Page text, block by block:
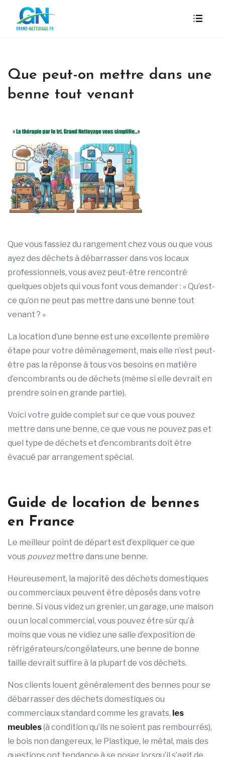
Que peut-on mettre dans une
benne tout venant
Que vous fassiez du rangement chez vous ou que vous
ayez des déchets à débarrasser dans vos locaux
professionnels, vous avez peut-être rencontré
quelques objets qui vous font vous demander : « Qu’est-
ce qu’on ne peut pas mettre dans une benne tout
venant ? »
La location d’une benne est une excellente première
étape pour votre déménagement, mais elle n’est peut-
être pas la réponse à tous vos besoins en matière
d’encombrants ou de déchets (même si elle devrait en
prendre soin en grande partie).
Voici votre guide complet sur ce que vous pouvez
mettre dans une benne, ce que vous ne pouvez pas et
quel type de déchets et d’encombrants doit être
évacué par arrangement spécial.
Guide de location de bennes
en France
Le meilleur point de départ est d’expliquer ce que
vous pouvezmettre dans une benne.
Heureusement, la majorité des déchets domestiques
ou commerciaux peuvent être déposés dans votre
benne. Si vous videz un grenier, un garage, une maison
ou un local commercial, vous pouvez être sûr qu’à
moins que vous ne vidiez une salle d’exposition de
réfrigérateurs/congélateurs, une benne de bonne
taille devrait suffire à la plupart de vos déchets.
Nos clients louent généralement des bennes pour se
débarrasser des déchets domestiques ou
commerciaux standard comme les gravats, les
meubles(à condition qu’ils ne soient pas rembourrés),
le bois non dangereux, le Plastique, le métal, mais des